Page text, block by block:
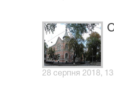
28 серпня 2018,